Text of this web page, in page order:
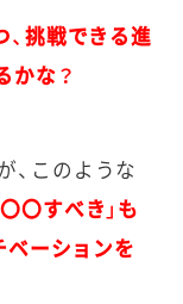
、挑戦できる進
かな？
、このような
〇〇すべき」も
ベーションを